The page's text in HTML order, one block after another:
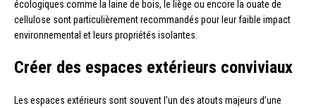
écologiques comme la laine de bois, le liège ou encore la ouate de
cellulose sont particulièrement recommandés pour leur faible impact
environnemental et leurs propriétés isolantes.
Créer des espaces extérieurs conviviaux
Les espaces extérieurs sont souvent l’un des atouts majeurs d’une